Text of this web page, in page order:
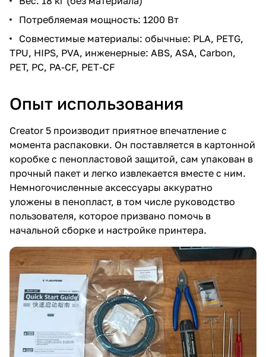
Потребляемая мощность: 1200 Вт
Совместимые материалы: обычные: PLA, PETG,
TPU, HIPS, PVA, инженерные: ABS, ASA, Carbon,
PET, PС, PA-CF, PET-CF
Опыт использования
Creator 5 производит приятное впечатление с
момента распаковки. Он поставляется в картонной
коробке с пенопластовой защитой, сам упакован в
прочный пакет и легко извлекается вместе с ним.
Немногочисленные аксессуары аккуратно
уложены в пенопласт, в том числе руководство
пользователя, которое призвано помочь в
начальной сборке и настройке принтера.